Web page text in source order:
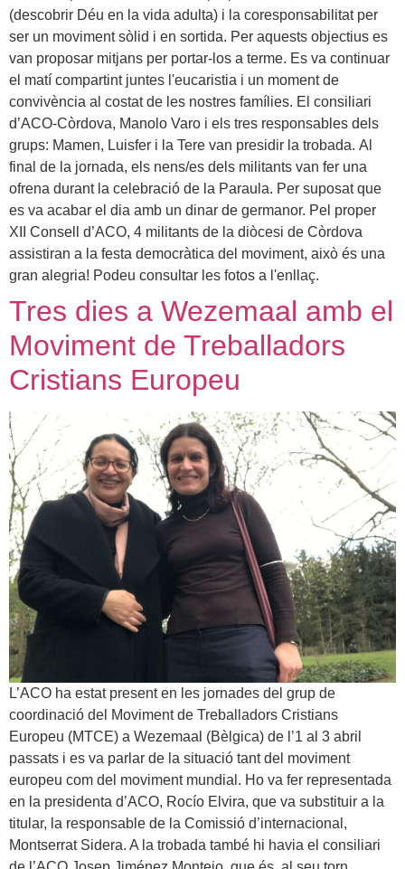
(descobrir Déu en la vida adulta) i la coresponsabilitat per
ser un moviment sòlid i en sortida. Per aquests objectius es
van proposar mitjans per portar-los a terme. Es va continuar
el matí compartint juntes l'eucaristia i un moment de
convivència al costat de les nostres famílies. El consiliari
d’ACO-Còrdova, Manolo Varo i els tres responsables dels
grups: Mamen, Luisfer i la Tere van presidir la trobada. Al
final de la jornada, els nens/es dels militants van fer una
ofrena durant la celebració de la Paraula. Per suposat que
es va acabar el dia amb un dinar de germanor. Pel proper
XII Consell d’ACO, 4 militants de la diòcesi de Còrdova
assistiran a la festa democràtica del moviment, això és una
gran alegria! Podeu consultar les fotos a l'enllaç.
Tres dies a Wezemaal amb el
Moviment de Treballadors
Cristians Europeu
L’ACO ha estat present en les jornades del grup de
coordinació del Moviment de Treballadors Cristians
Europeu (MTCE) a Wezemaal (Bèlgica) de l’1 al 3 abril
passats i es va parlar de la situació tant del moviment
europeu com del moviment mundial. Ho va fer representada
en la presidenta d’ACO, Rocío Elvira, que va substituir a la
titular, la responsable de la Comissió d’internacional,
Montserrat Sidera. A la trobada també hi havia el consiliari